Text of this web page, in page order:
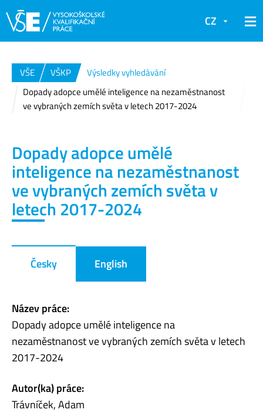
CZ
VŠE VŠKP
Výsledky vyhledávání
Dopady adopce umělé inteligence na nezaměstnanost
ve vybraných zemích světa v letech 2017-2024
Dopady adopce umělé
inteligence na nezaměstnanost
ve vybraných zemích světa v
letech 2017-2024
Česky English
Název práce:
Dopady adopce umělé inteligence na
nezaměstnanost ve vybraných zemích světa v letech
2017-2024
Autor(ka) práce:
Trávníček, Adam